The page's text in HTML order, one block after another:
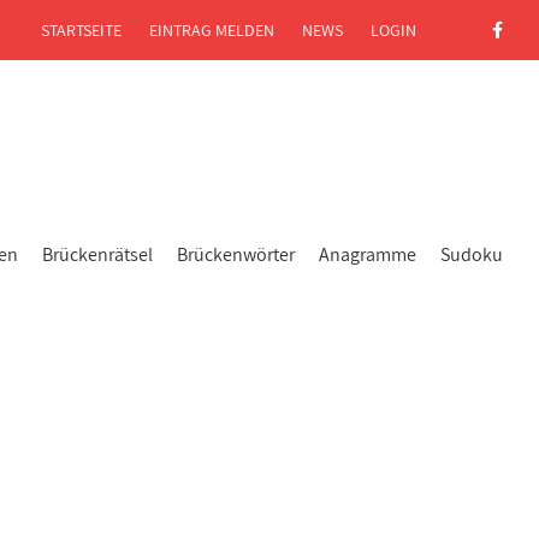
Brückenrätsel Brückenwörter Anagramme Sudoku
STARTSEITE EINTRAG MELDEN NEWS LOGIN